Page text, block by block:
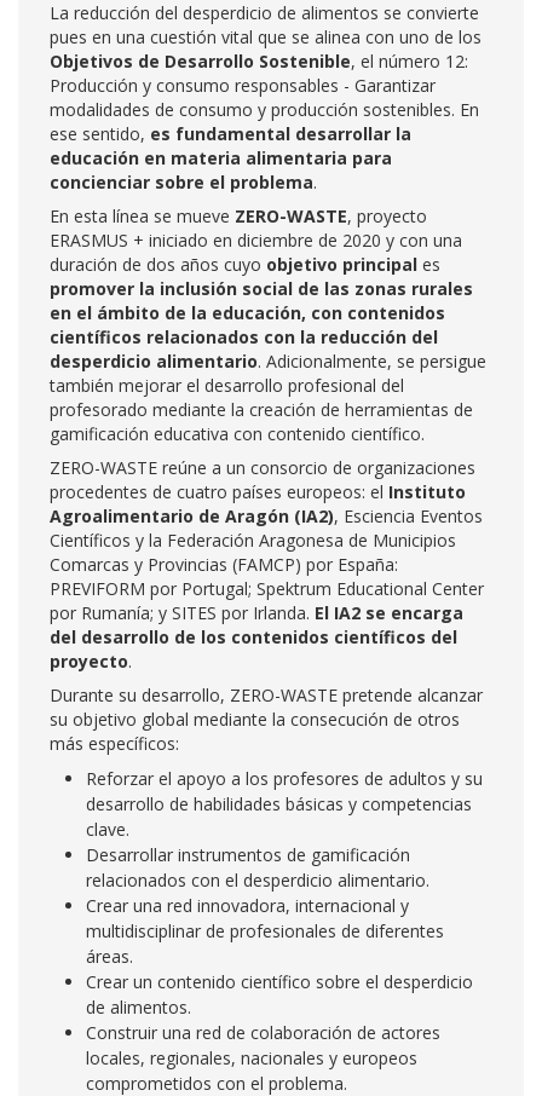
La reducción del desperdicio de alimentos se convierte
pues en una cuestión vital que se alinea con uno de los
Objetivos de Desarrollo Sostenible, el número 12:
Producción y consumo responsables - Garantizar
modalidades de consumo y producción sostenibles. En
ese sentido, es fundamental desarrollar la
educación en materia alimentaria para
concienciar sobre el problema.
En esta línea se mueve ZERO-WASTE, proyecto
ERASMUS + iniciado en diciembre de 2020 y con una
duración de dos años cuyo objetivo principal es
promover la inclusión social de las zonas rurales
en el ámbito de la educación, con contenidos
científicos relacionados con la reducción del
desperdicio alimentario. Adicionalmente, se persigue
también mejorar el desarrollo profesional del
profesorado mediante la creación de herramientas de
gamificación educativa con contenido científico.
ZERO-WASTE reúne a un consorcio de organizaciones
procedentes de cuatro países europeos: el Instituto
Agroalimentario de Aragón (IA2), Esciencia Eventos
Científicos y la Federación Aragonesa de Municipios
Comarcas y Provincias (FAMCP) por España:
PREVIFORM por Portugal; Spektrum Educational Center
por Rumanía; y SITES por Irlanda. El IA2 se encarga
del desarrollo de los contenidos científicos del
proyecto.
Durante su desarrollo, ZERO-WASTE pretende alcanzar
su objetivo global mediante la consecución de otros
más específicos:
Reforzar el apoyo a los profesores de adultos y su
desarrollo de habilidades básicas y competencias
clave.
Desarrollar instrumentos de gamificación
relacionados con el desperdicio alimentario.
Crear una red innovadora, internacional y
multidisciplinar de profesionales de diferentes
áreas.
Crear un contenido científico sobre el desperdicio
de alimentos.
Construir una red de colaboración de actores
locales, regionales, nacionales y europeos
comprometidos con el problema.